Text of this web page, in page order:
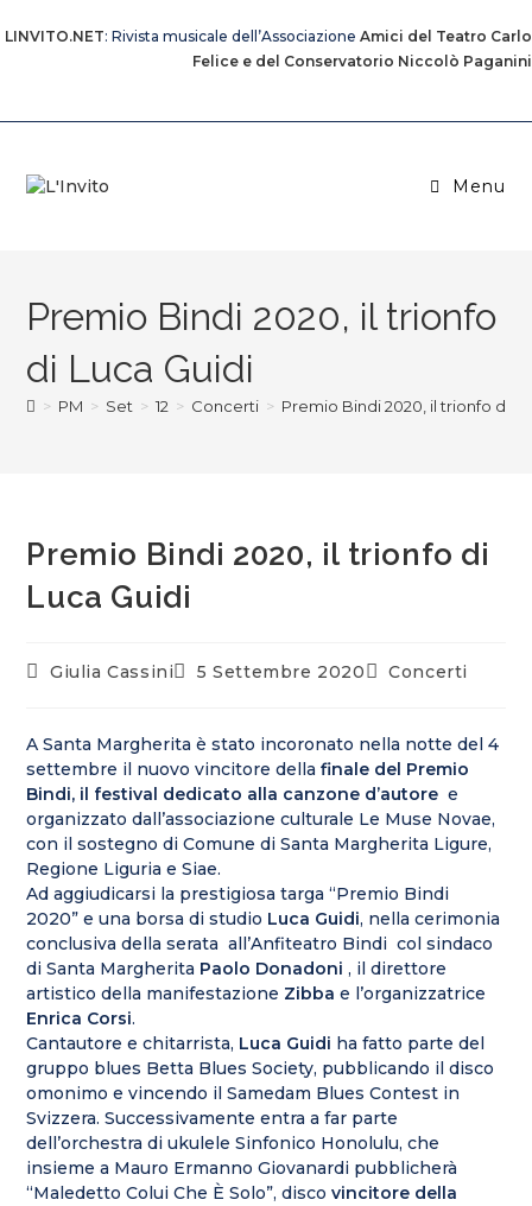
LINVITO.NET: Rivista musicale dell’Associazione Amici del Teatro Carlo
Felice e del Conservatorio Niccolò Paganini
Menu
Premio Bindi 2020, il trionfo
di Luca Guidi
> PM > Set > 12 > Concerti > Premio Bindi 2020, il trionfo di
Premio Bindi 2020, il trionfo di
Luca Guidi
Giulia Cassini 5 Settembre 2020 Concerti
A Santa Margherita è stato incoronato nella notte del 4
settembre il nuovo vincitore della finale del Premio
Bindi, il festival dedicato alla canzone d’autore e
organizzato dall’associazione culturale Le Muse Novae,
con il sostegno di Comune di Santa Margherita Ligure,
Regione Liguria e Siae.
Ad aggiudicarsi la prestigiosa targa “Premio Bindi
2020” e una borsa di studio Luca Guidi, nella cerimonia
conclusiva della serata all’Anfiteatro Bindi col sindaco
di Santa Margherita Paolo Donadoni , il direttore
artistico della manifestazione Zibba e l’organizzatrice
Enrica Corsi.
Cantautore e chitarrista, Luca Guidi ha fatto parte del
gruppo blues Betta Blues Society, pubblicando il disco
omonimo e vincendo il Samedam Blues Contest in
Svizzera. Successivamente entra a far parte
dell’orchestra di ukulele Sinfonico Honolulu, che
insieme a Mauro Ermanno Giovanardi pubblicherà
“Maledetto Colui Che È Solo”, discovincitore della